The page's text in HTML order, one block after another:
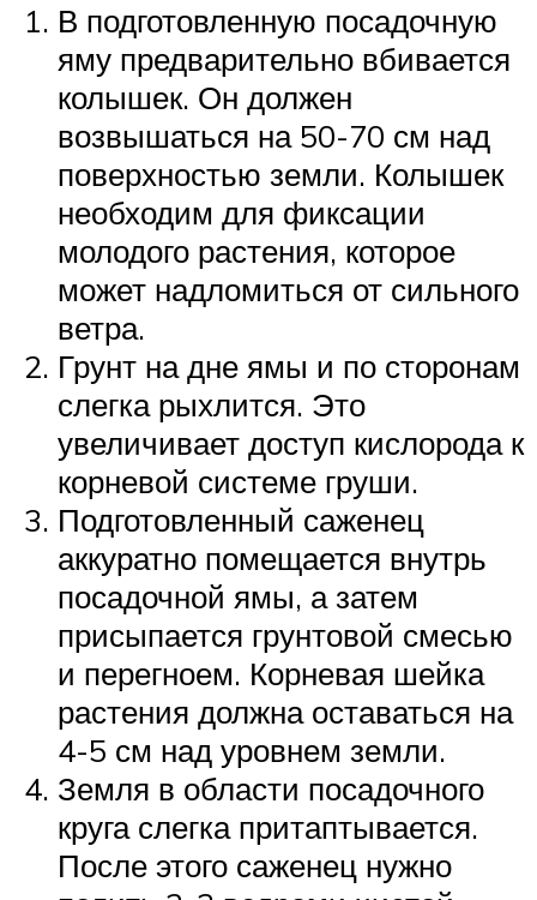
В подготовленную посадочную
яму предварительно вбивается
колышек. Он должен
возвышаться на 50-70 см над
поверхностью земли. Колышек
необходим для фиксации
молодого растения, которое
может надломиться от сильного
ветра.
Грунт на дне ямы и по сторонам
слегка рыхлится. Это
увеличивает доступ кислорода к
корневой системе груши.
Подготовленный саженец
аккуратно помещается внутрь
посадочной ямы, а затем
присыпается грунтовой смесью
и перегноем. Корневая шейка
растения должна оставаться на
4-5 см над уровнем земли.
Земля в области посадочного
круга слегка притаптывается.
После этого саженец нужно